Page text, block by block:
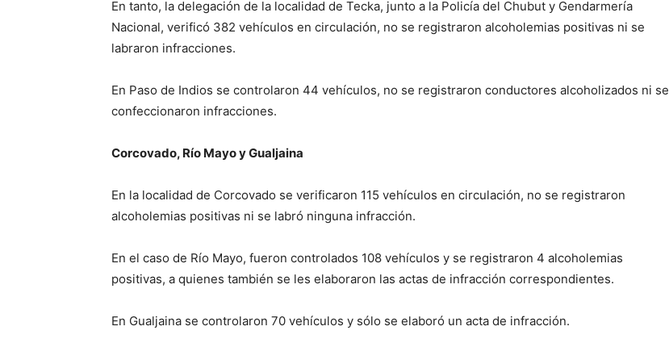
En tanto, la delegación de la localidad de Tecka, junto a la Policía del Chubut y Gendarmería
Nacional, verificó 382 vehículos en circulación, no se registraron alcoholemias positivas ni se
labraron infracciones.
En Paso de Indios se controlaron 44 vehículos, no se registraron conductores alcoholizados ni se
confeccionaron infracciones.
Corcovado, Río Mayo y Gualjaina
En la localidad de Corcovado se verificaron 115 vehículos en circulación, no se registraron
alcoholemias positivas ni se labró ninguna infracción.
En el caso de Río Mayo, fueron controlados 108 vehículos y se registraron 4 alcoholemias
positivas, a quienes también se les elaboraron las actas de infracción correspondientes.
En Gualjaina se controlaron 70 vehículos y sólo se elaboró un acta de infracción.